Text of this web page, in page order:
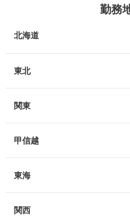
勤務
北海道
東北
関東
甲信越
東海
関西